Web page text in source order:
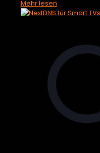
Mehr lesen